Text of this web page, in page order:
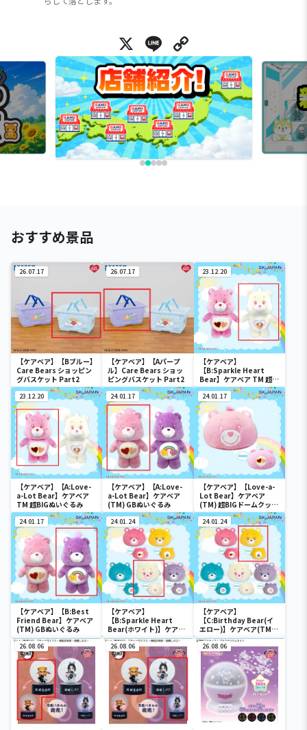
X Line
おすすめ景品
26.07.17
【ケアベア】【Bブルー】
Care Bears ショッピン
グバスケット Part2
26.07.17
【ケアベア】【Aパープ
ル】Care Bears ショッ
ピングバスケット Part2
23.12.20
【ケアベア】
【B:Sparkle Heart
Bear】ケアベア TM 超
BIGぬいぐるみ
23.12.20
【ケアベア】【A:Love-
a-Lot Bear】ケアベア
TM 超BIGぬいぐるみ
24.01.17
【ケアベア】【A:Love-
a-Lot Bear】ケアベア
(TM) GBぬいぐるみ
24.01.17
【ケアベア】【Love-a-
Lot Bear】ケアベア
(TM) 超BIGドームクッシ
ョン
24.01.17
【ケアベア】【B:Best
Friend Bear】ケアベア
(TM) GBぬいぐるみ
24.01.24
【ケアベア】
【B:Sparkle Heart
Bear(ホワイト)】ケアベ
ア(TM)フェイスポーチ
24.01.24
【ケアベア】
【C:Birthday Bear(イ
エロー)】ケアベア(TM)
フェイスポーチ
26.08.06 26.08.06 26.08.06